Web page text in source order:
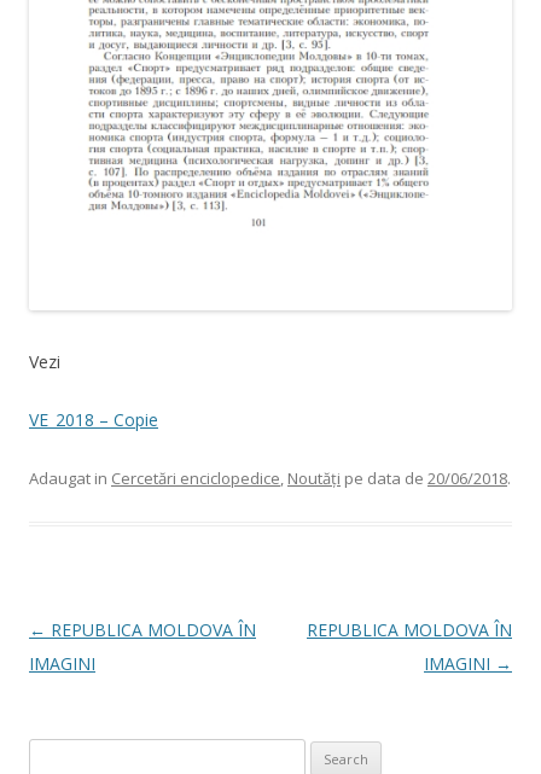
Vezi
VE_2018 – Copie
Adaugat in Cercetări enciclopedice, Noutăți pe data de 20/06/2018.
Post navigation
← REPUBLICA MOLDOVA ÎN
IMAGINI
REPUBLICA MOLDOVA ÎN
IMAGINI →